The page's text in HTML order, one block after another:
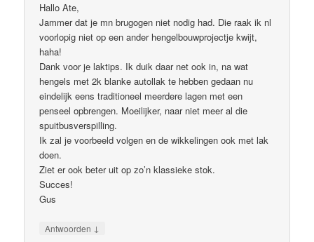
Hallo Ate,
Jammer dat je mn brugogen niet nodig had. Die raak ik nl
voorlopig niet op een ander hengelbouwprojectje kwijt,
haha!
Dank voor je laktips. Ik duik daar net ook in, na wat
hengels met 2k blanke autollak te hebben gedaan nu
eindelijk eens traditioneel meerdere lagen met een
penseel opbrengen. Moeilijker, naar niet meer al die
spuitbusverspilling.
Ik zal je voorbeeld volgen en de wikkelingen ook met lak
doen.
Ziet er ook beter uit op zo’n klassieke stok.
Succes!
Gus
Antwoorden ↓